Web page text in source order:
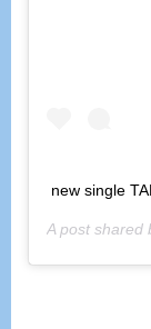
new single
A post shared